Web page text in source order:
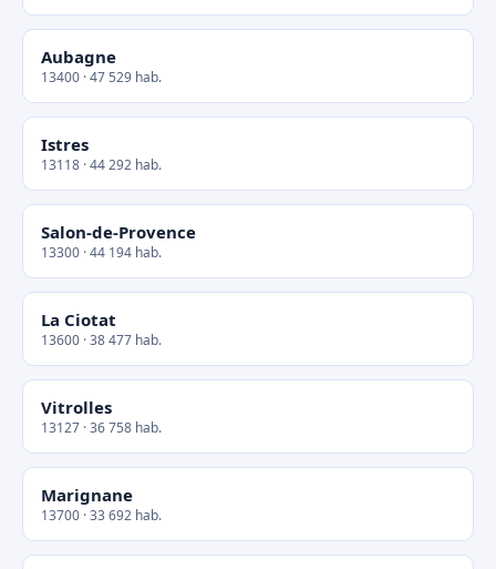
Aubagne
13400 · 47 529 hab.
Istres
13118 · 44 292 hab.
Salon-de-Provence
13300 · 44 194 hab.
La Ciotat
13600 · 38 477 hab.
Vitrolles
13127 · 36 758 hab.
Marignane
13700 · 33 692 hab.